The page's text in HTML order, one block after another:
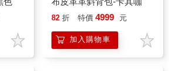
82 折 特價 4999 元
加入購物車